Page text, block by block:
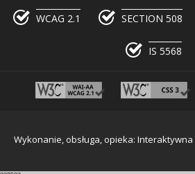
WCAG 2.1 SECTION 508
IS 5568
Wykonanie, obsługa, opieka: Interaktywna